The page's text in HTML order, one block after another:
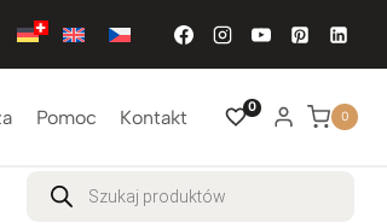
Pomoc Kontakt 0
0
Wyszukiwarka
produktów